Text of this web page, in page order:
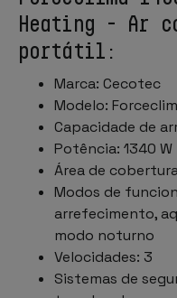
Heating - Ar
portátil:
Marca: Cecotec
Modelo:
Capacidade de
Potência: 1340 W
Área de
Modos de
arrefecimento,
modo noturno
Velocidades: 3
Sistemas de